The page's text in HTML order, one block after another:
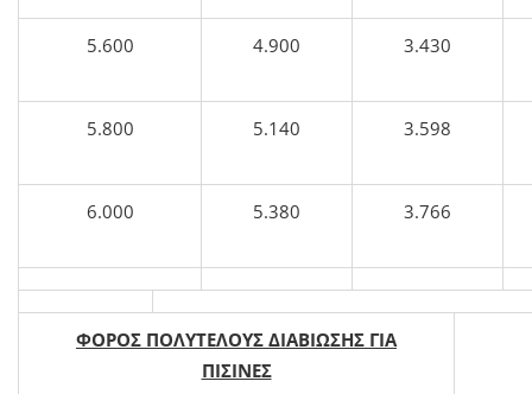
5.600 4.900 3.430
5.800 5.140 3.598
6.000 5.380 3.766
ΦΟΡΟΣ ΠΟΛΥΤΕΛΟΥΣ ΔΙΑΒΙΩΣΗΣ ΓΙΑ
ΠΙΣΙΝΕΣ